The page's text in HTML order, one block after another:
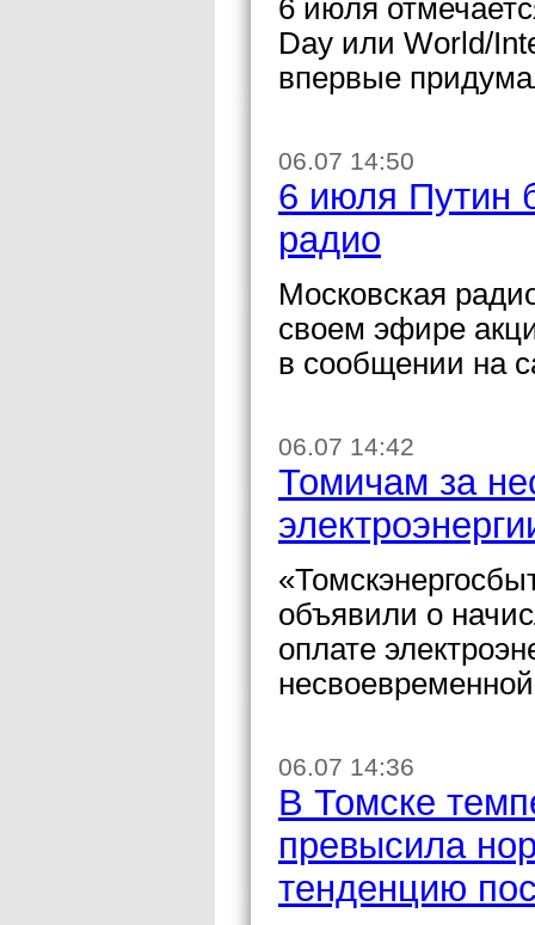
6 июля
Day или World/
впервые
06.07 14:50
6 июля Путин
радио
Московская
своем эфире
в сообщении на
06.07 14:42
Томичам за
объявили о
оплате
06.07 14:36
В Томске
превысила
тенденцию